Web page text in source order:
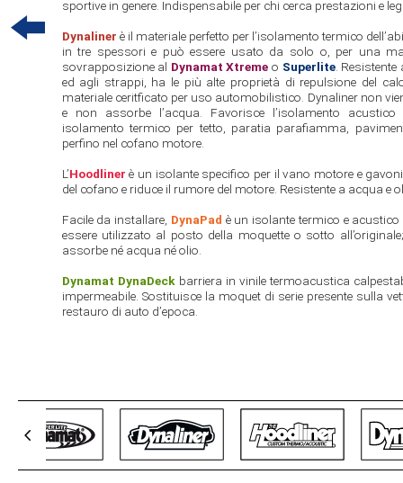
sportive in genere. Indispensabile per chi cerca prestazioni e
Dynaliner è il materiale perfetto per l’isolamento termico
in tre spessori e può essere usato da solo o, per una
sovrapposizione al Dynamat Xtreme o Superlite.
ed agli strappi, ha le più alte proprietà di repulsione del
materiale ceritficato per uso automobilistico. Dynaliner non
e non assorbe l’acqua. Favorisce l’isolamento acustico
isolamento termico per tetto, paratia parafiamma,
perfino nel cofano motore.
L’Hoodliner è un isolante specifico per il vano motore e
del cofano e riduce il rumore del motore. Resistente a acqua e
Facile da installare, DynaPad è un isolante termico e
essere utilizzato al posto della moquette o sotto
assorbe né acqua né olio.
Dynamat DynaDeckbarriera in vinile termoacustica
impermeabile. Sostituisce la moquet di serie presente sulla
restauro di auto d’epoca.